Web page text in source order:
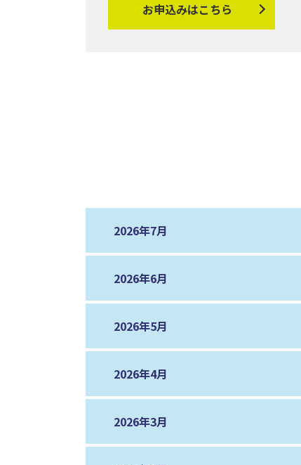
お申込みはこちら
2026年7月
2026年6月
2026年5月
2026年4月
2026年3月